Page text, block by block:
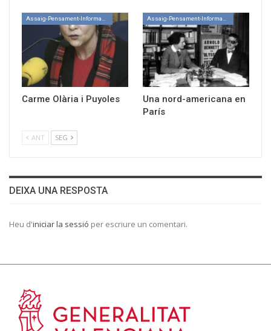
Carme Olària i Puyoles
Una nord-americana en
París
ANT SEG
DEIXA UNA RESPOSTA
Heu d'iniciar la sessió per escriure un comentari.